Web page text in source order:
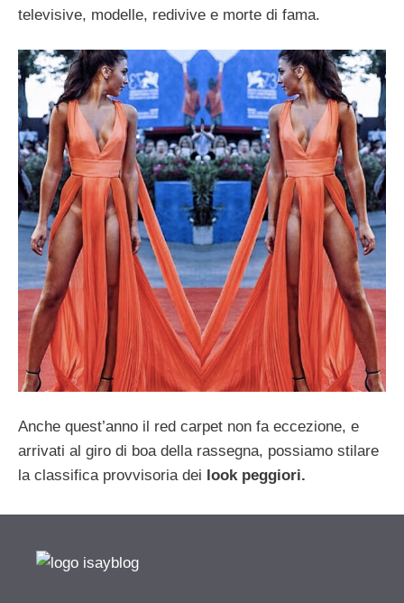
televisive, modelle, redivive e morte di fama.
Anche quest’anno il red carpet non fa eccezione, e
arrivati al giro di boa della rassegna, possiamo stilare
la classifica provvisoria dei look peggiori.